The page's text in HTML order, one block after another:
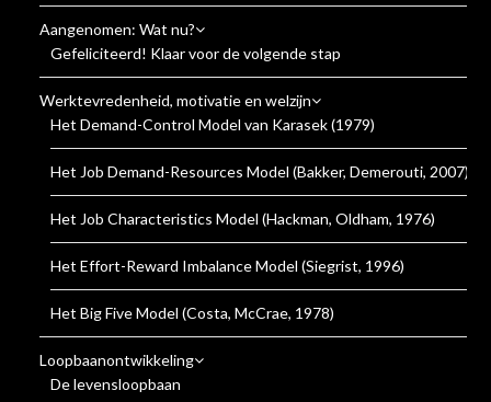
Aangenomen: Wat nu?
Gefeliciteerd! Klaar voor de volgende stap
Werktevredenheid, motivatie en welzijn
Het Demand-Control Model van Karasek (1979)
Het Job Demand-Resources Model (Bakker, Demerouti, 2007)
Het Job Characteristics Model (Hackman, Oldham, 1976)
Het Effort-Reward Imbalance Model (Siegrist, 1996)
Het Big Five Model (Costa, McCrae, 1978)
Loopbaanontwikkeling
De levensloopbaan